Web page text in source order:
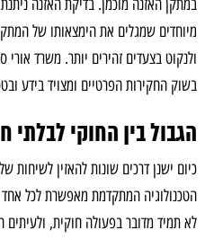
2. הגבול בין החוקי לבלתי חוקי בבדיקת האזנה
3. בדיקת האזנה – מאזינים לך
5. איך מבצעים בדיקת האזנה?
6. בדיקת האזנות סתר
במתקן האזנה מוכמן. בדיקת האזנה
מיוחדים שמגלים את הימצאותו של
ולנקוט בצעדים זהירים יותר. משרד
בשוק החקירות הפרטיים ומצויד בידע
הגבול בין החוקי לבלתי
כיום ישנן דרכים שונות להאזין לשיחות
הטכנולוגיה המתקדמת מאפשרת לכל אחד
לא תמיד מדובר בפעולה חוקית,